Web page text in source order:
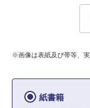
※画像は表紙及び帯等、実
紙書籍